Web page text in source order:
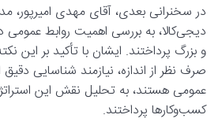
در سخنرانی بعدی، آقای مهدی امیرپور،
دیجی‌کالا، به بررسی اهمیت روابط
و بزرگ پرداختند. ایشان با تأکید بر این
صرف نظر از اندازه، نیازمند شناسایی
عمومی هستند، به تحلیل نقش این
کسب‌وکارها پرداختند.